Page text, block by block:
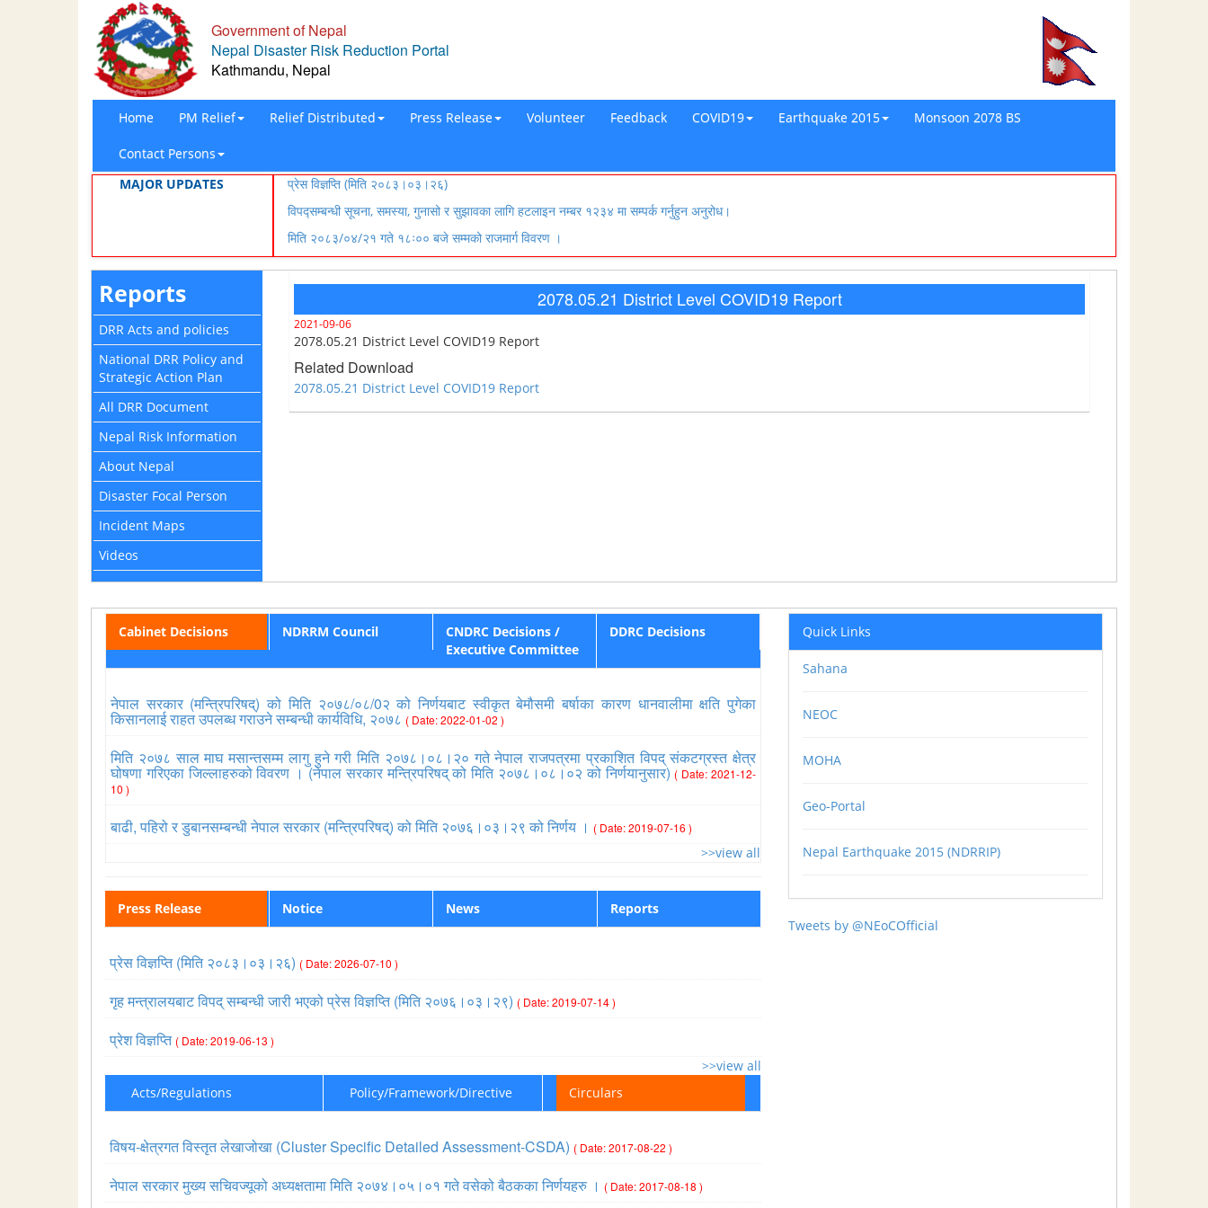
Government of Nepal
Nepal Disaster Risk Reduction Portal
Kathmandu, Nepal
Home PM Relief Relief Distributed Press Release Volunteer Feedback COVID19 Earthquake 2015 Monsoon 2078 BS
Contact Persons
MAJOR UPDATES
प्रेस विज्ञप्ति (मिति २०८३।०३।२६)
विपद्सम्बन्धी सूचना, समस्या, गुनासो र सुझावका लागि हटलाइन नम्बर १२३४ मा सम्पर्क गर्नुहुन अनुरोध।
मिति २०८३/०४/२१ गते १८ः०० बजे सम्मको राजमार्ग विवरण ।
Reports
DRR Acts and policies
National DRR Policy and
Strategic Action Plan
All DRR Document
Nepal Risk Information
About Nepal
Disaster Focal Person
Incident Maps
Videos
2078.05.21 District Level COVID19 Report
2021-09-06
2078.05.21 District Level COVID19 Report
Related Download
2078.05.21 District Level COVID19 Report
Cabinet Decisions NDRRM Council
CNDRC Decisions /
Executive Committee
DDRC Decisions
नेपाल सरकार (मन्त्रिपरिषद्) को मिति २०७८/०८/0२ को निर्णयबाट स्वीकृत बेमौसमी बर्षाका कारण धानवालीमा क्षति पुगेका
किसानलाई राहत उपलब्ध गराउने सम्बन्धी कार्यविधि, २०७८ ( Date: 2022-01-02 )
मिति २०७८ साल माघ मसान्तसम्म लागु हुने गरी मिति २०७८।०८।२० गते नेपाल राजपत्रमा प्रकाशित विपद् संकटग्रस्त क्षेत्र
घोषणा गरिएका जिल्लाहरुको विवरण । (नेपाल सरकार मन्त्रिपरिषद् को मिति २०७८।०८।०२ को निर्णयानुसार) ( Date: 2021-12-
10 )
बाढी, पहिरो र डुबानसम्बन्धी नेपाल सरकार (मन्त्रिपरिषद्) को मिति २०७६।०३।२९ को निर्णय । ( Date: 2019-07-16 )
>>view all
Press Release Notice News Reports
प्रेस विज्ञप्ति (मिति २०८३।०३।२६) ( Date: 2026-07-10 )
गृह मन्त्रालयबाट विपद् सम्बन्धी जारी भएको प्रेस विज्ञप्ति (मिति २०७६।०३।२९) ( Date: 2019-07-14 )
प्रेश विज्ञप्ति ( Date: 2019-06-13 )
>>view all
Acts/Regulations
Policy/Framework/Directive Circulars
विषय-क्षेत्रगत विस्तृत लेखाजोखा (Cluster Specific Detailed Assessment-CSDA) ( Date: 2017-08-22 )
नेपाल सरकार मुख्य सचिवज्यूको अध्यक्षतामा मिति २०७४।०५।०१ गते वसेको बैठकका निर्णयहरु । ( Date: 2017-08-18 )
Quick Links
Sahana
NEOC
MOHA
Geo-Portal
Nepal Earthquake 2015 (NDRRIP)
Tweets by @NEoCOfficial